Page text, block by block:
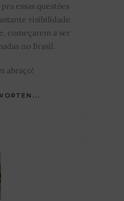
essas questões
visibilidade
começarem a ser
no Brasil.
abraço!